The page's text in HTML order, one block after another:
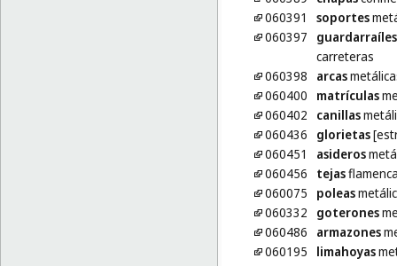
060391
soportes
060397
guardarraíles
carreteras
060398
arcas
060400
matrículas
060402
canillas
060436
glorietas
060451
asideros
060456
tejas
060075
poleas
060332
goterones
060486
armazones
060195
limahoyas